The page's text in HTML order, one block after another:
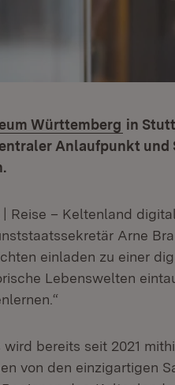
Württemberg in
Anlaufpunkt
| Reise – Keltenland
Arne
einladen zu einer
Lebenswelten
bereits seit 2021
von den einzigartigen